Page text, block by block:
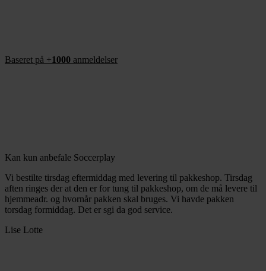
Baseret på +1000 anmeldelser
Kan kun anbefale Soccerplay
Vi bestilte tirsdag eftermiddag med levering til pakkeshop. Tirsdag
aften ringes der at den er for tung til pakkeshop, om de må levere til
hjemmeadr. og hvornår pakken skal bruges. Vi havde pakken
torsdag formiddag. Det er sgi da god service.
Lise Lotte